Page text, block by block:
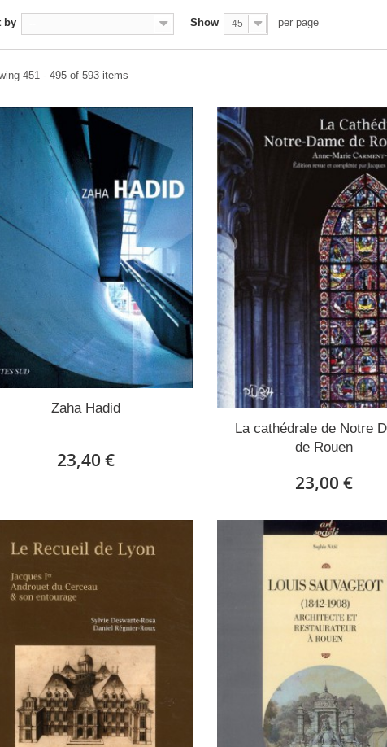
by -- Show 45 per page
451 - 495 of 593 items
Zaha Hadid
23,40 €
La cathédrale de Notre
de Rouen
23,00 €